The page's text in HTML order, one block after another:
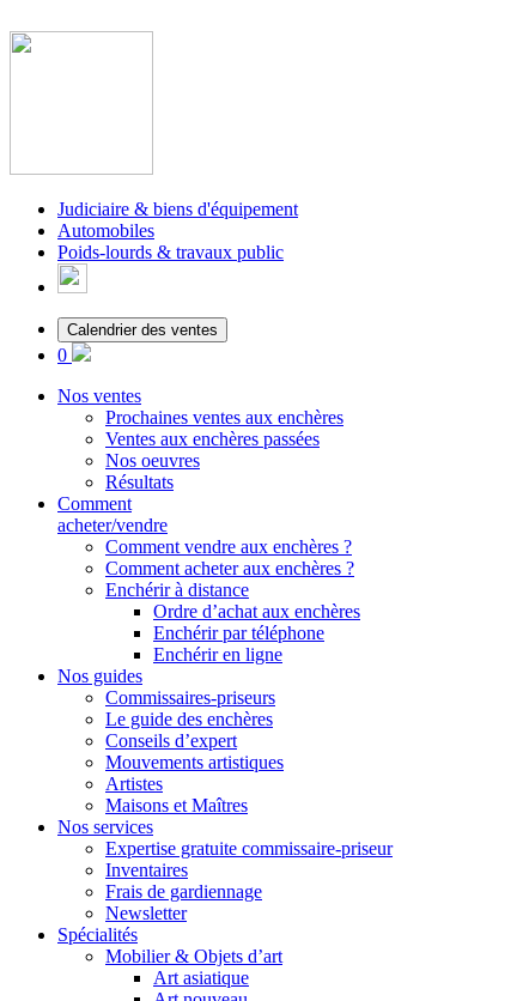
Judiciaire & biens d'équipement
Automobiles
Poids-lourds & travaux public
Calendrier des ventes
0
Nos ventes
Prochaines ventes aux enchères
Ventes aux enchères passées
Nos oeuvres
Résultats
Comment
acheter/vendre
Comment vendre aux enchères ?
Comment acheter aux enchères ?
Enchérir à distance
Ordre d’achat aux enchères
Enchérir par téléphone
Enchérir en ligne
Nos guides
Commissaires-priseurs
Le guide des enchères
Conseils d’expert
Mouvements artistiques
Artistes
Maisons et Maîtres
Nos services
Expertise gratuite commissaire-priseur
Inventaires
Frais de gardiennage
Newsletter
Spécialités
Mobilier & Objets d’art
Art asiatique